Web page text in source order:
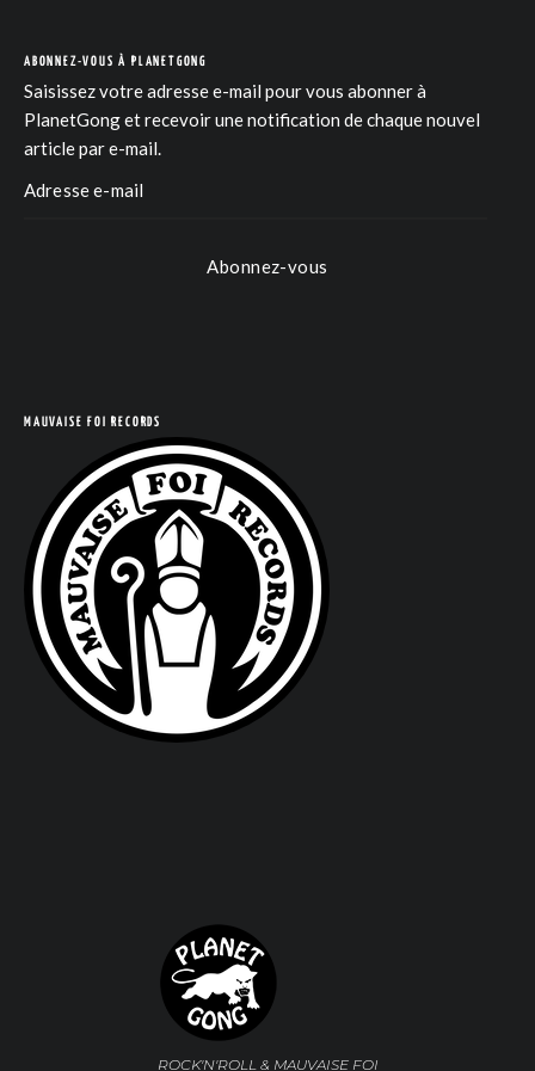
ABONNEZ-VOUS À PLANETGONG
Saisissez votre adresse e-mail pour vous abonner à
PlanetGong et recevoir une notification de chaque nouvel
article par e-mail.
Abonnez-vous
MAUVAISE FOI RECORDS
ROCK'N'ROLL & MAUVAISE FOI